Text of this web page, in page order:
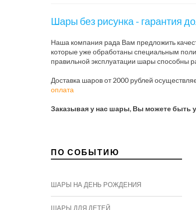
Шары без рисунка - гарантия
Наша компания рада Вам предложить
которые уже обработаны специальным
правильной эксплуатации шары способны
Доставка шаров от 2000 рублей
оплата
Заказывая у нас шары, Вы можете быть
ПО СОБЫТИЮ
ШАРЫ НА ДЕНЬ РОЖДЕНИЯ
ШАРЫ ДЛЯ ДЕТЕЙ